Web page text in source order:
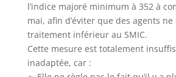
l’indice majoré minimum à 352 à
mai, afin d’éviter que des agents
traitement inférieur au SMIC.
Cette mesure est totalement
inadaptée, car :